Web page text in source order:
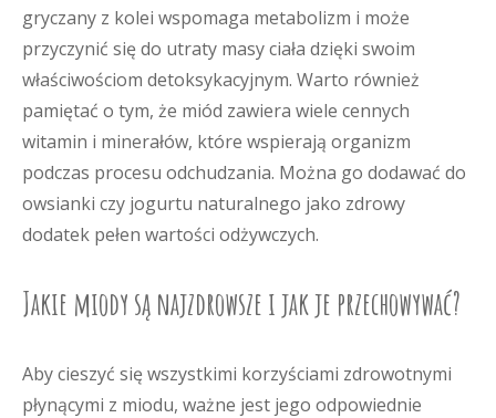
gryczany z kolei wspomaga metabolizm i może
przyczynić się do utraty masy ciała dzięki swoim
właściwościom detoksykacyjnym. Warto również
pamiętać o tym, że miód zawiera wiele cennych
witamin i minerałów, które wspierają organizm
podczas procesu odchudzania. Można go dodawać do
owsianki czy jogurtu naturalnego jako zdrowy
dodatek pełen wartości odżywczych.
Jakie miody są najzdrowsze i jak je przechowywać?
Aby cieszyć się wszystkimi korzyściami zdrowotnymi
płynącymi z miodu, ważne jest jego odpowiednie